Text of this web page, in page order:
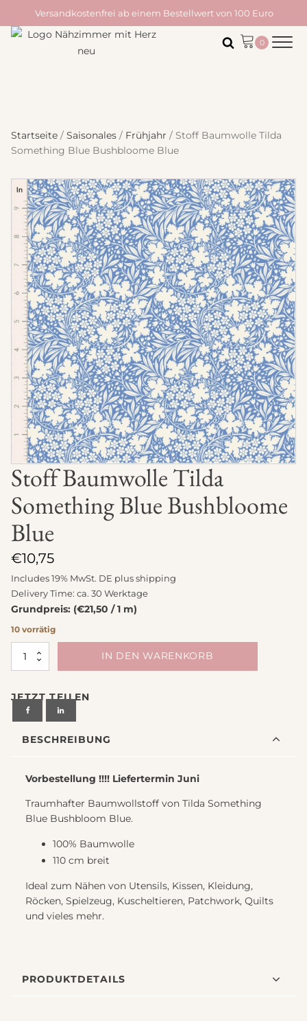
Versandkostenfrei ab einem Bestellwert von 100 Euro
Startseite / Saisonales / Frühjahr / Stoff Baumwolle Tilda
Something Blue Bushbloome Blue
Stoff Baumwolle Tilda
Something Blue Bushbloome
Blue
€10,75
Includes 19% MwSt. DE plusshipping
Delivery Time: ca. 30 Werktage
Grundpreis: (€21,50 / 1 m)
10 vorrätig
Stoff
Baumwolle
Something
Blue
Blue
IN DEN WARENKORB
JETZT TEILEN
BESCHREIBUNG
Vorbestellung !!!! Liefertermin Juni
Traumhafter Baumwollstoff von Tilda Something
Blue Bushbloom Blue.
100% Baumwolle
110 cm breit
Ideal zum Nähen von Utensils, Kissen, Kleidung,
Röcken, Spielzeug, Kuscheltieren, Patchwork, Quilts
und vieles mehr.
PRODUKTDETAILS